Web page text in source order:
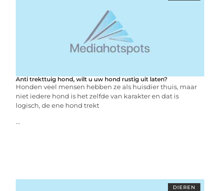
Anti trekttuig hond, wilt u uw hond rustig uit laten?
Honden veel mensen hebben ze als huisdier thuis, maar
niet iedere hond is het zelfde van karakter en dat is
logisch, de ene hond trekt
...
DIEREN